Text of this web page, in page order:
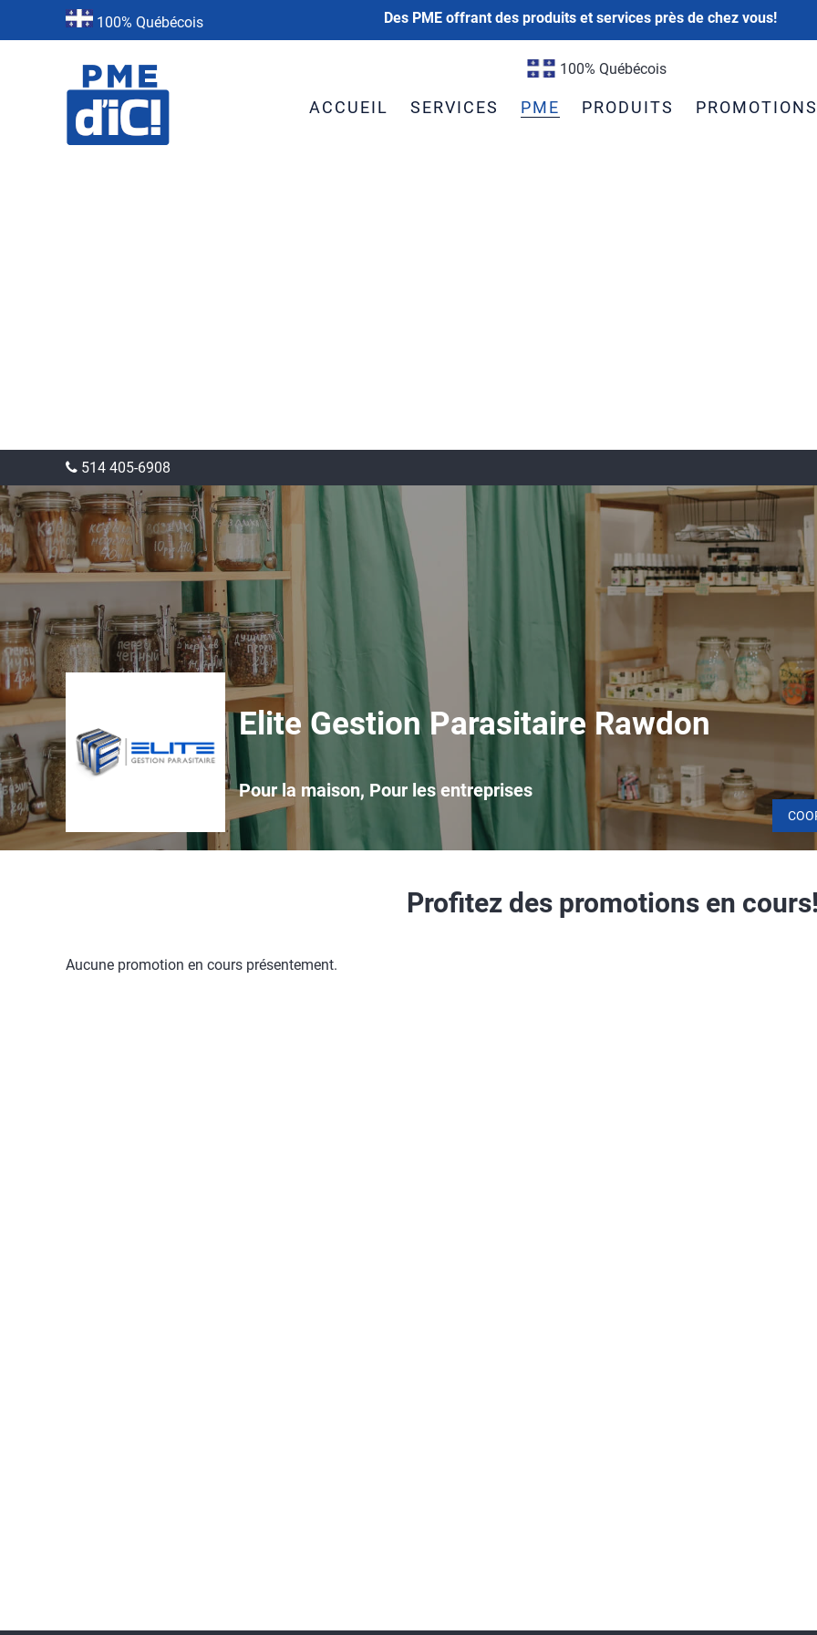
100% Québécois Des PME offrant des produits et services près de chez vous!
100% Québécois
ACCUEIL SERVICES PME PRODUITS PROMOTIONS
514 405-6908
Elite Gestion Parasitaire Rawdon
Pour la maison, Pour les entreprises
Profitez des promotions en
Aucune promotion en cours présentement.